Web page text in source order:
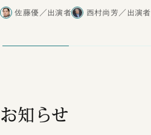
合ったこと
佐藤優／出演者 西村尚芳／出演者
お知らせ